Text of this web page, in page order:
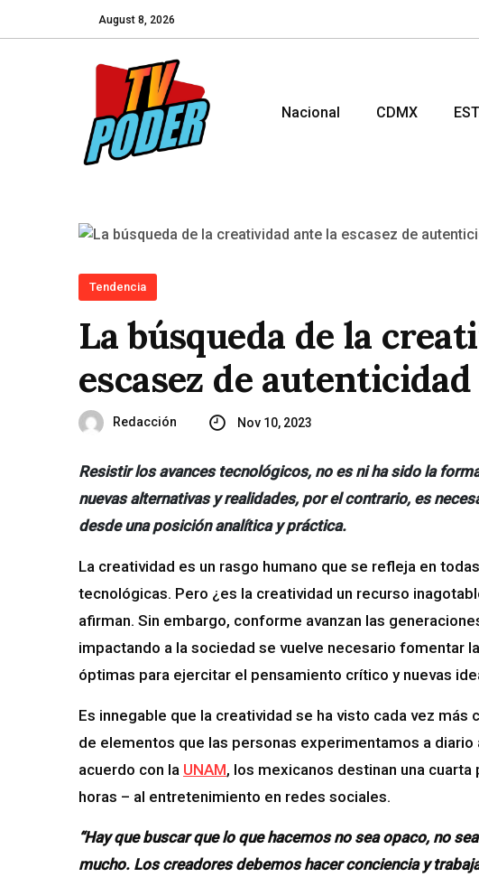
August 8, 2026
Nacional CDMX
Tendencia
La búsqueda de la
escasez de autenticidad
Redacción Nov 10, 2023
Resistir los avances tecnológicos, no es ni ha sido la
nuevas alternativas y realidades, por el contrario, es
desde una posición analítica y práctica.
La creatividad es un rasgo humano que se refleja en
tecnológicas. Pero ¿es la creatividad un recurso
afirman. Sin embargo, conforme avanzan las
impactando a la sociedad se vuelve necesario fomentar
óptimas para ejercitar el pensamiento crítico y nuevas
Es innegable que la creatividad se ha visto cada vez
de elementos que las personas experimentamos a
acuerdo con la UNAM, los mexicanos destinan una
horas – al entretenimiento en redes sociales.
“Hay que buscar que lo que hacemos no sea opaco, no
mucho. Los creadores debemos hacer conciencia y